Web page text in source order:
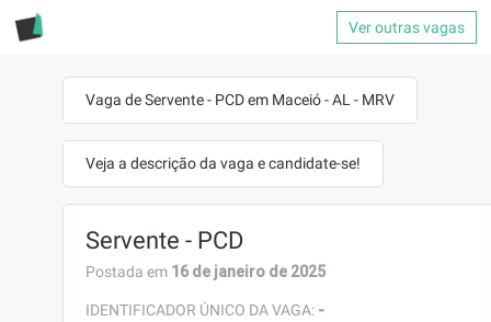
Ver outras vagas
Vaga de Servente - PCD em Maceió - AL - MRV
Veja a descrição da vaga e candidate-se!
Servente - PCD
Postada em 16 de janeiro de 2025
IDENTIFICADOR ÚNICO DA VAGA: -